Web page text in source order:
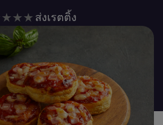
ไม่มี
การ
ให้
คะแนน
สำหรับ
recipe
นี้
ส่งเรตติ้ง